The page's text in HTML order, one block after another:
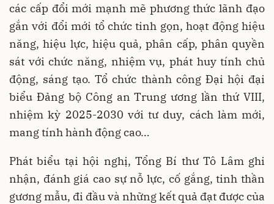
các cấp đổi mới mạnh mẽ phương thức lãnh đạo
gắn với đổi mới tổ chức tinh gọn, hoạt động hiệu
năng, hiệu lực, hiệu quả, phân cấp, phân quyền
sát với chức năng, nhiệm vụ, phát huy tính chủ
động, sáng tạo. Tổ chức thành công Đại hội đại
biểu Đảng bộ Công an Trung ương lần thứ VIII,
nhiệm kỳ 2025-2030 với tư duy, cách làm mới,
mang tính hành động cao…
Phát biểu tại hội nghị, Tổng Bí thư Tô Lâm ghi
nhận, đánh giá cao sự nỗ lực, cố gắng, tinh thần
gương mẫu, đi đầu và những kết quả đạt được của